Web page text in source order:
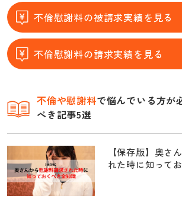
不倫慰謝料の被請求実績を見る
不倫慰謝料の請求実績を見る
不倫や慰謝料で悩んでいる方が
べき記事5選
【保存版】奥さ
れた時に知って